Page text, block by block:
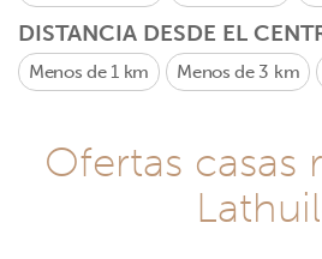
DISTANCIA DESDE EL
Menos de 1 km Menos de 3 km
Ofertas casas